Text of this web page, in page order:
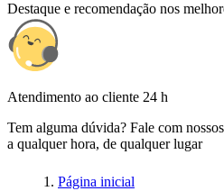
Destaque e recomendação nos
Atendimento ao cliente 24 h
Tem alguma dúvida? Fale com
a qualquer hora, de qualquer lugar
Página inicial